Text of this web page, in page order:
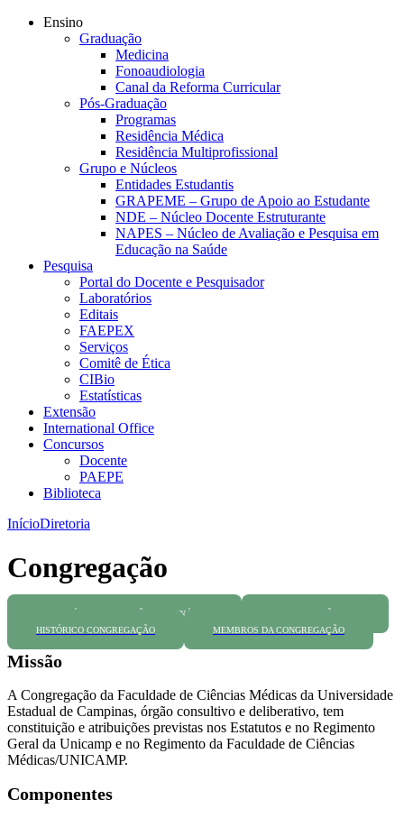
Ensino
Graduação
Medicina
Fonoaudiologia
Canal da Reforma Curricular
Pós-Graduação
Programas
Residência Médica
Residência Multiprofissional
Grupo e Núcleos
Entidades Estudantis
GRAPEME – Grupo de Apoio ao Estudante
NDE – Núcleo Docente Estruturante
NAPES – Núcleo de Avaliação e Pesquisa em
Educação na Saúde
Pesquisa
Portal do Docente e Pesquisador
Laboratórios
Editais
FAEPEX
Serviços
Comitê de Ética
CIBio
Estatísticas
Extensão
International Office
Concursos
Docente
PAEPE
Biblioteca
InícioDiretoria
Congregação
CALENDÁRIO DE REUNIÕES ORDINÁRIAS
HISTÓRICO CONGREGAÇÃO
MEMBROS DA CONGREGAÇÃO
Missão
A Congregação da Faculdade de Ciências Médicas da Universidade
Estadual de Campinas, órgão consultivo e deliberativo, tem
constituição e atribuições previstas nos Estatutos e no Regimento
Geral da Unicamp e no Regimento da Faculdade de Ciências
Médicas/UNICAMP.
Componentes